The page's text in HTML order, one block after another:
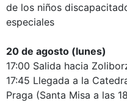
de los niños
especiales
20 de agosto (lunes)
17:00 Salida hacia
17:45 Llegada a la
Praga (Santa Misa a las